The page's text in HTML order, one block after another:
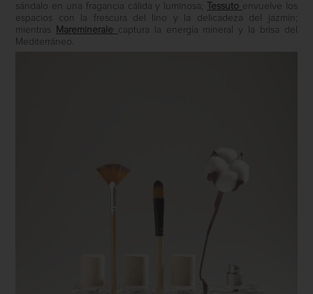
sándalo en una fragancia cálida y luminosa; Tessuto envuelve los
espacios con la frescura del lino y la delicadeza del jazmín;
mientras
Mareminerale captura la energía mineral y la brisa del
Mediterráneo.